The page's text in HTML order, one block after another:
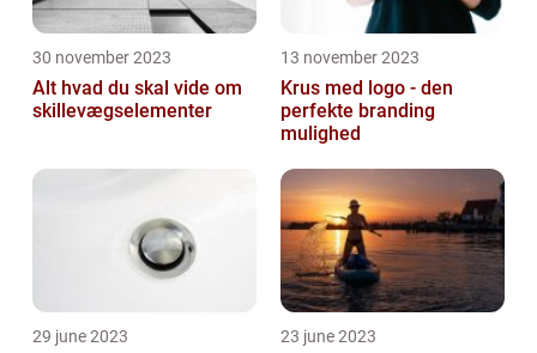
30 november 2023
Alt hvad du skal vide om
skillevægselementer
13 november 2023
Krus med logo - den
perfekte branding
mulighed
29 june 2023 23 june 2023